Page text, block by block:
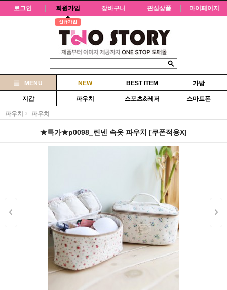
로그인 회원가입
신규가입
장바구니 관심상품 마이페이지
MENU NEW BEST ITEM 가방
지갑 파우치 스포츠&레저 스마트폰
파우치 파우치
★특가★p0098_린넨 속옷 파우치 [쿠폰적용X]